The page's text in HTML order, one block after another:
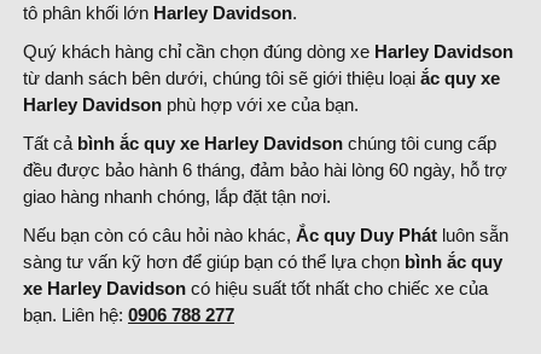
tô phân khối lớn Harley Davidson.
Quý khách hàng chỉ cần chọn đúng dòng xe Harley Davidson
từ danh sách bên dưới, chúng tôi sẽ giới thiệu loại ắc quy xe
Harley Davidson phù hợp với xe của bạn.
Tất cả bình ắc quy xe Harley Davidson chúng tôi cung cấp
đều được bảo hành 6 tháng, đảm bảo hài lòng 60 ngày, hỗ trợ
giao hàng nhanh chóng, lắp đặt tận nơi.
Nếu bạn còn có câu hỏi nào khác, Ắc quy Duy Phát luôn sẵn
sàng tư vấn kỹ hơn để giúp bạn có thể lựa chọn bình ắc quy
xe Harley Davidson có hiệu suất tốt nhất cho chiếc xe của
bạn. Liên hệ: 0906 788 277